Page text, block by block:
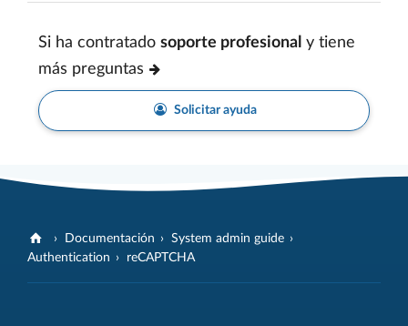
Si ha contratado soporte profesional y tiene
más preguntas
Solicitar ayuda
Documentación
System admin guide
Authentication
reCAPTCHA